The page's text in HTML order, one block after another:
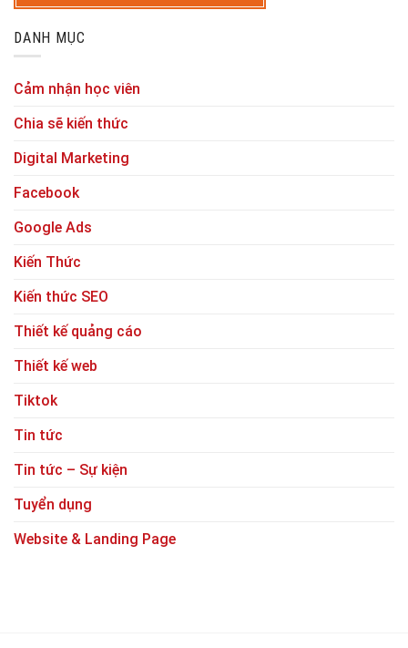
DANH MỤC
Cảm nhận học viên
Chia sẽ kiến thức
Digital Marketing
Facebook
Google Ads
Kiến Thức
Kiến thức SEO
Thiết kế quảng cáo
Thiết kế web
Tiktok
Tin tức
Tin tức – Sự kiện
Tuyển dụng
Website & Landing Page